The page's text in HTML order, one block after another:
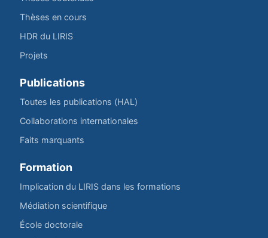
Thèses en cours
HDR du LIRIS
Projets
Publications
Toutes les publications (HAL)
Collaborations internationales
Faits marquants
Formation
Implication du LIRIS dans les formations
Médiation scientifique
École doctorale